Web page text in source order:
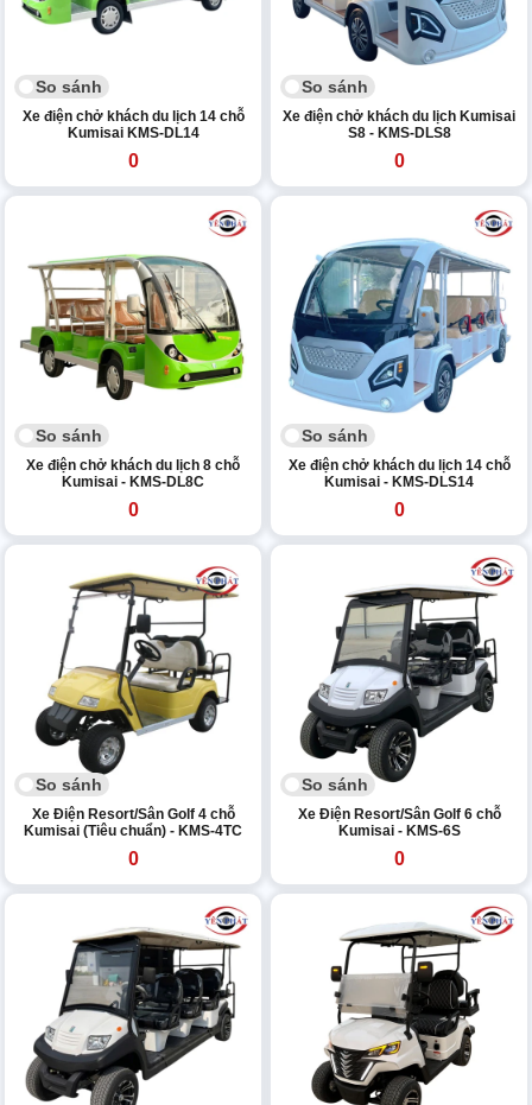
So sánh
Xe điện chở khách du lịch 14 chỗ
Kumisai KMS-DL14
0
So sánh
Xe điện chở khách du lịch Kumisai
S8 - KMS-DLS8
0
So sánh
Xe điện chở khách du lịch 8 chỗ
Kumisai - KMS-DL8C
0
So sánh
Xe điện chở khách du lịch 14 chỗ
Kumisai - KMS-DLS14
0
So sánh
Xe Điện Resort/Sân Golf 4 chỗ
Kumisai (Tiêu chuẩn) - KMS-4TC
0
So sánh
Xe Điện Resort/Sân Golf 6 chỗ
Kumisai - KMS-6S
0